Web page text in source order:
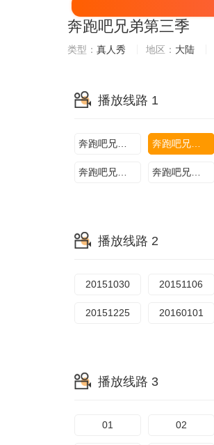
奔跑吧兄弟第三季
类型： 真人秀 地区： 大陆
播放线路 1
奔跑吧兄弟三季2015.10.30 奔跑吧兄弟三季2015.11.06
奔跑吧兄弟三季2015.12.25 奔跑吧兄弟三季2016.01.01
播放线路 2
20151030 20151106
20151225 20160101
播放线路 3
01 02